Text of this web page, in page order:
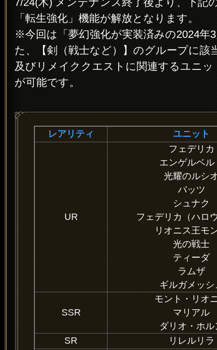
「転生強化」機能が解放となります。
※今回は「夢幻強化が実装済みの2024年
た、【剣（戦士など）】のグループに該
及びリメイククエストに関連するユニッ
が可能です。
レアリティ ユニット
UR
フェデリカ
エンゲルベル
光耀のルシ
バッツ
シュナク
フェデリカ（ハロ
リオニス王モ
光の戦士
ティーダ
ラムザ
ギルガメッシ
SSR
モント・リオ
マリアル
ダリオ・ホル
SR
リレルリラ